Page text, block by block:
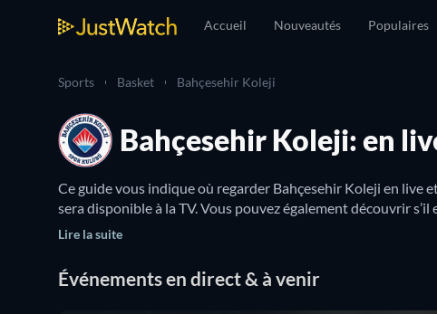
Accueil Nouveautés Populaires
Sports Basket Bahçesehir Koleji
Bahçesehir Koleji: en
Ce guide vous indique où regarder Bahçesehir Koleji en live
sera disponible à la TV. Vous pouvez également découvrir
Lire la suite
Événements en direct & à venir